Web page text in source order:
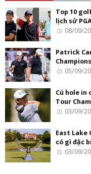
Top 10
lịch sử
08/09/
Patrick
05/09/
Cú hole in
Tour
03/09/
East Lake
có gì đặc
03/09/